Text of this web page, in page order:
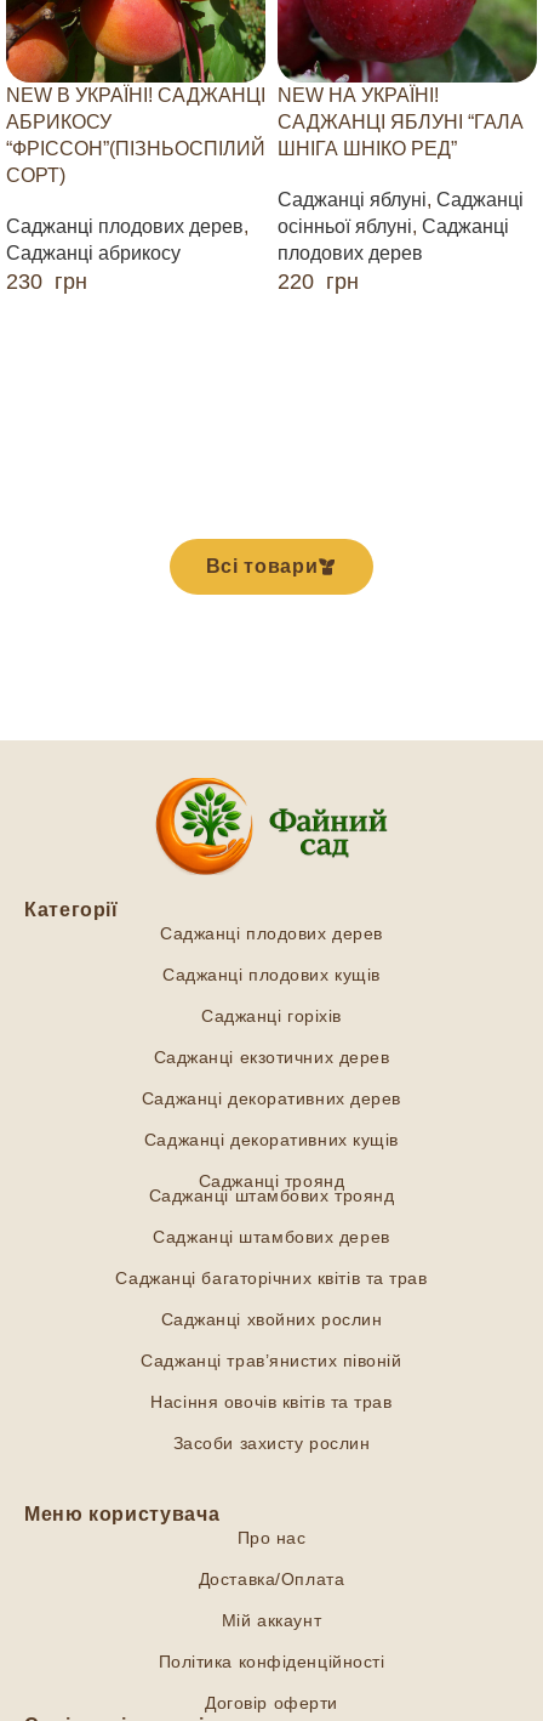
NEW В УКРАЇНІ! САДЖАНЦІ
АБРИКОСУ
“ФРІССОН”(ПІЗНЬОСПІЛИЙ
СОРТ)
Саджанці плодових дерев,
Саджанці абрикосу
230 грн
NEW НА УКРАЇНІ!
САДЖАНЦІ ЯБЛУНІ “ГАЛА
ШНІГА ШНІКО РЕД”
Саджанці яблуні, Саджанці
осінньої яблуні, Саджанці
плодових дерев
220 грн
Всі товари
Категорії
Саджанці плодових дерев
Саджанці плодових кущів
Саджанці горіхів
Саджанці екзотичних дерев
Саджанці декоративних дерев
Саджанці декоративних кущів
Саджанці троянд
Саджанці штамбових троянд
Саджанці штамбових дерев
Саджанці багаторічних квітів та трав
Саджанці хвойних рослин
Саджанці трав’янистих півоній
Насіння овочів квітів та трав
Засоби захисту рослин
Меню користувача
Про нас
Доставка/Оплата
Мій аккаунт
Політика конфіденційності
Договір оферти